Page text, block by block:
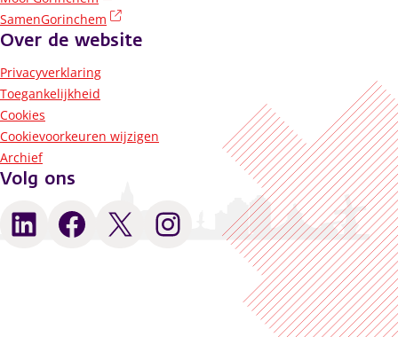
SamenGorinchem
Over de website
Privacyverklaring
Toegankelijkheid
Cookies
Cookievoorkeuren wijzigen
Archief
Volg ons
LinkedIn Facebook X Instagram